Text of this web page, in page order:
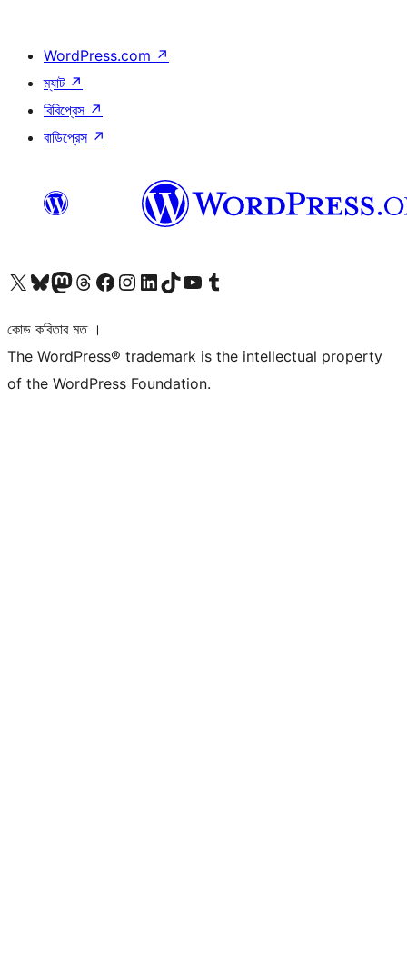
WordPress.com ↗
ম্যাট ↗
বিবিপ্রেস ↗
বাডিপ্রেস ↗
আমাদের X (আগের টুইটার) অ্যাকাউন্টে যানআমাদের Bluesky অ্যাকাউন্টটি দেখুনআমাদের মাস্টোডন অ্যাকাউন্টটি দেখুনআমাদের থ্রেডস অ্যাকাউন্টটি দেখুনআমাদের ফেসবুক পেজ দেখুনআমাদের ইন্সটাগ্রাম অ্যাকাউন্ট দেখুনআমাদের লিঙ্কডইন অ্যাকাউন্টে যানআমাদের TikTok অ্যাকাউন্টটি দেখুনআমাদের ইউটিউব চ্যানেলে যান আমাদের টাম্বলার অ্যাকাউন্ট দেখুন
কোড কবিতার মত ।
The WordPress® trademark is the intellectual property
of the WordPress Foundation.